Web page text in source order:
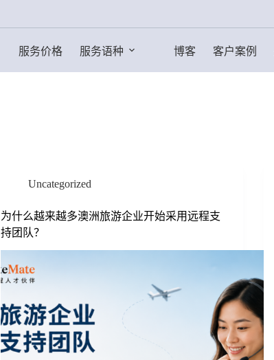
服务价格 服务语种 博客 客户案例
Uncategorized
为什么越来越多澳洲旅游企业开始采用远程支
持团队？